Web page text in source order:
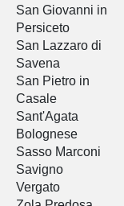
San Giovanni in
Persiceto
San Lazzaro di
Savena
San Pietro in
Casale
Sant'Agata
Bolognese
Sasso Marconi
Savigno
Vergato